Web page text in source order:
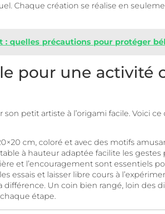
Chaque création se réalise en
quelles précautions pour protéger
pour une activité
son petit artiste à l’origami facile. Voici
cm, coloré et avec des motifs
à hauteur adaptée facilite les gestes
et l’encouragement sont essentiels
essais et laisser libre cours à
Un coin bien rangé, loin des
étape.